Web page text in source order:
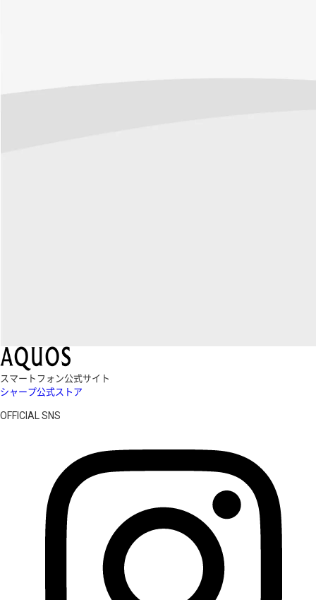
スマートフォン公式サイト
シャープ公式ストア
OFFICIAL SNS